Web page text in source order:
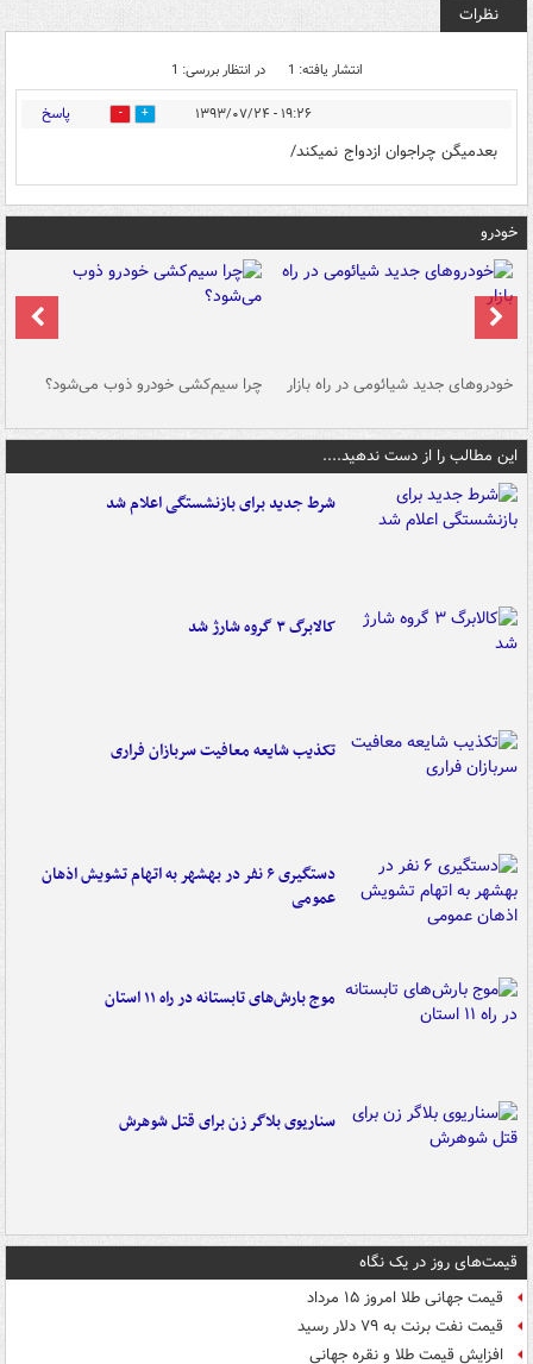
نظرات
انتشار یافته: 1 در انتظار بررسی: 1
۱۹:۲۶ - ۱۳۹۳/۰۷/۲۴ 0 پاسخ
بعدمیگن چراجوان ازدواج نمیکند/
خودرو
خودروهای جدید شیائومی در راه بازار چرا سیم‌کشی خودرو ذوب می‌شود؟
این مطالب را از دست ندهید....
شرط جدید برای بازنشستگی اعلام شد
کالابرگ ۳ گروه شارژ شد
تکذیب شایعه معافیت سربازان فراری
دستگیری ۶ نفر در بهشهر به اتهام تشویش اذهان
عمومی
موج بارش‌های تابستانه در راه ۱۱ استان
سناریوی بلاگر زن برای قتل شوهرش
قیمت‌های روز در یک نگاه
قیمت جهانی طلا امروز ۱۵ مرداد
قیمت نفت برنت به ۷۹ دلار رسید
افزایش قیمت طلا و نقره جهانی